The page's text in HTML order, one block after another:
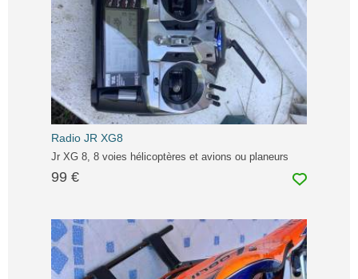
Radio JR XG8
Jr XG 8, 8 voies hélicoptères et avions ou planeurs
99 €